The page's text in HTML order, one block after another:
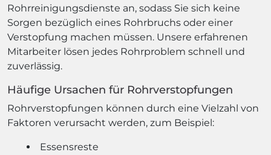
Rohrreinigungsdienste an, sodass Sie sich keine
Sorgen bezüglich eines Rohrbruchs oder einer
Verstopfung machen müssen. Unsere erfahrenen
Mitarbeiter lösen jedes Rohrproblem schnell und
zuverlässig.
Häufige Ursachen für Rohrverstopfungen
Rohrverstopfungen können durch eine Vielzahl von
Faktoren verursacht werden, zum Beispiel:
Essensreste